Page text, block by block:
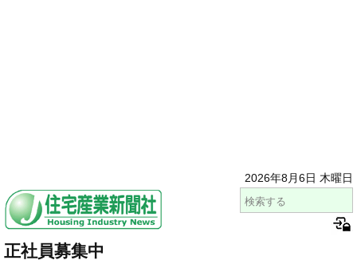
2026年8月6日 木曜日
正社員募集中